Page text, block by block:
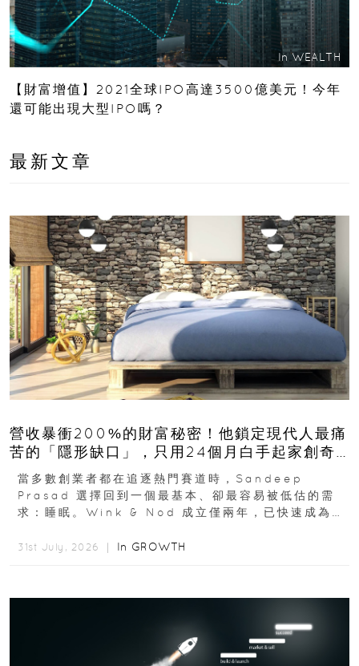
In WEALTH
【財富增值】2021全球IPO高達3500億美元！今年
還可能出現大型IPO嗎？
最新文章
營收暴衝200%的財富秘密！他鎖定現代人最痛
苦的「隱形缺口」，只用24個月白手起家創奇
蹟
當多數創業者都在追逐熱門賽道時，Sandeep
Prasad 選擇回到一個最基本、卻最容易被低估的需
求：睡眠。Wink & Nod 成立僅兩年，已快速成為印
31st July, 2026 ｜ In GROWTH